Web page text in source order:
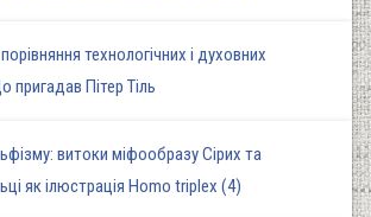
технологічних і духовних
пригадав Пітер Тіль
витоки міфообразу Сірих та
як ілюстрація Homo triplex (4)